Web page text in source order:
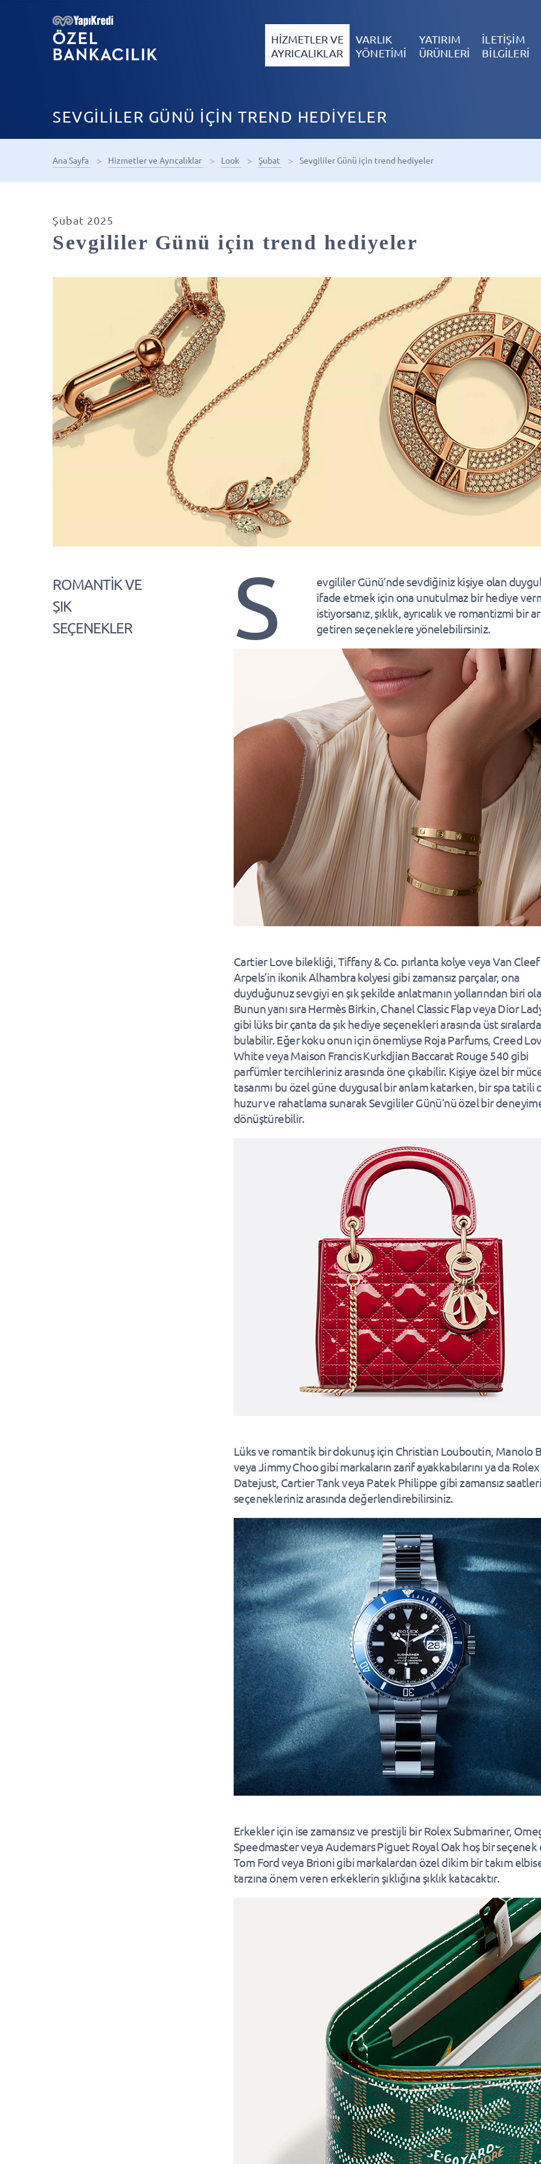
HİZMETLER VE
AYRICALIKLAR
VARLIK
YÖNETİMİ
YATIRIM
ÜRÜNLERİ
İLETİŞİM
BİLGİLERİ
SEVGİLİLER GÜNÜ İÇİN TREND HEDİYELER
Ana Sayfa Hizmetler ve Ayrıcalıklar Look Şubat Sevgililer Günü için trend hediyeler
Şubat 2025
Sevgililer Günü için trend hediyeler
ROMANTİK VE
ŞIK
SEÇENEKLER
S
evgililer Günü’nde sevdiğiniz kişiye olan
ifade etmek için ona unutulmaz bir hediye
istiyorsanız, şıklık, ayrıcalık ve romantizmi bir
getiren seçeneklere yönelebilirsiniz.
Cartier Love bilekliği, Tiffany & Co. pırlanta kolye veya Van
Arpels’in ikonik Alhambra kolyesi gibi zamansız parçalar, ona
duyduğunuz sevgiyi en şık şekilde anlatmanın yollarından biri
Bunun yanı sıra Hermès Birkin, Chanel Classic Flap veya Dior
gibi lüks bir çanta da şık hediye seçenekleri arasında üst
bulabilir. Eğer koku onun için önemliyse Roja Parfums, Creed
White veya Maison Francis Kurkdjian Baccarat Rouge 540 gibi
parfümler tercihleriniz arasında öne çıkabilir. Kişiye özel bir
tasarımı bu özel güne duygusal bir anlam katarken, bir spa tatili
huzur ve rahatlama sunarak Sevgililer Günü’nü özel bir
dönüştürebilir.
Lüks ve romantik bir dokunuş için Christian Louboutin, Manolo
veya Jimmy Choo gibi markaların zarif ayakkabılarını ya da
Datejust, Cartier Tank veya Patek Philippe gibi zamansız
seçenekleriniz arasında değerlendirebilirsiniz.
Erkekler için ise zamansız ve prestijli bir Rolex Submariner,
Speedmaster veya Audemars Piguet Royal Oak hoş bir seçenek
Tom Ford veya Brioni gibi markalardan özel dikim bir takım
tarzına önem veren erkeklerin şıklığına şıklık katacaktır.